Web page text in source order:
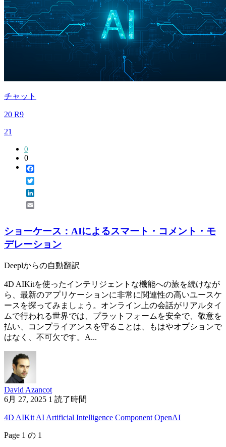
チャット
20 R9
21
0
0
ショーケース：AIによるスマート・コメント・モ
デレーション
Deeplからの自動翻訳
4D AIKitを使ったインテリジェントな機能への旅を続けなが
ら、最新のアプリケーションに非常に関連性の高いユースケ
ースを探ってみましょう。オンライン上の会話がリアルタイ
ムで行われる世界では、プラットフォームを安全で、敬意を
払い、コンプライアンスを守ることは、もはやオプションで
はなく、不可欠です。A...
David Azancot
6月 27, 2025 1 読了時間
4D AIKit AI Artificial Intelligence Component OpenAI
Page 1 の 1